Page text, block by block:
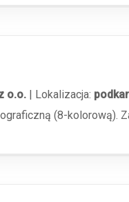
o.o. | Lokalizacja:
(8-kolorową).